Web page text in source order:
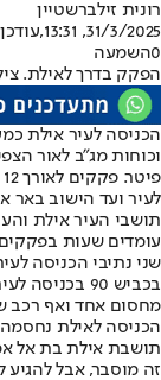
רונית זילברשטיין
31/3/2025, 13:31
,עודכן
0השמעה
הפקק בדרך לאילת.
הכניסה לעיר אילת
וכוחות מג"ב לאור
לעיר ועד הישוב באר
תושבי העיר אילת
עומדים שעות
שני נתיבי הכניסה
מחסום אחד ואף רכב
הכניסה לאילת
תושבת אילת בת אל